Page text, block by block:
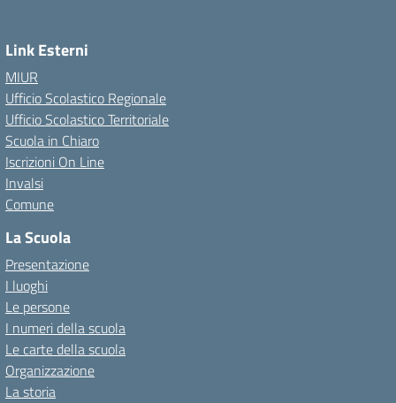
Link Esterni
MIUR
Ufficio Scolastico Regionale
Ufficio Scolastico Territoriale
Scuola in Chiaro
Iscrizioni On Line
Invalsi
Comune
La Scuola
Presentazione
I luoghi
Le persone
I numeri della scuola
Le carte della scuola
Organizzazione
La storia